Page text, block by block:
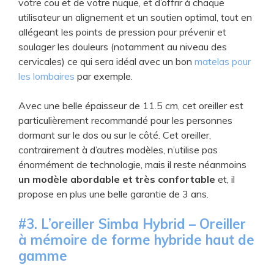
votre cou et de votre nuque, et d’offrir à chaque
utilisateur un alignement et un soutien optimal, tout en
allégeant les points de pression pour prévenir et
soulager les douleurs (notamment au niveau des
cervicales) ce qui sera idéal avec un bon matelas pour
les lombaires par exemple.
Avec une belle épaisseur de 11.5 cm, cet oreiller est
particulièrement recommandé pour les personnes
dormant sur le dos ou sur le côté. Cet oreiller,
contrairement à d’autres modèles, n’utilise pas
énormément de technologie, mais il reste néanmoins
un modèle abordable et très confortable et, il
propose en plus une belle garantie de 3 ans.
#3. ​​L’oreiller Simba Hybrid – Oreiller
à mémoire de forme hybride haut de
gamme